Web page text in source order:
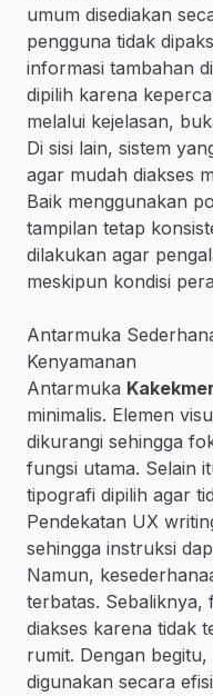
umum disediakan
pengguna tidak
informasi tambahan
dipilih karena
melalui kejelasan,
Di sisi lain, sistem
agar mudah diakses
Baik menggunakan
tampilan tetap
dilakukan agar
meskipun kondisi
Antarmuka
Kenyamanan
Antarmuka
minimalis. Elemen
dikurangi sehingga
fungsi utama. Selain
tipografi dipilih agar
Pendekatan UX
sehingga instruksi
Namun,
terbatas. Sebaliknya,
diakses karena tidak
rumit. Dengan
digunakan secara